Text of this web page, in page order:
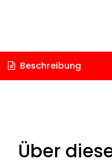
Beschreibung
Über